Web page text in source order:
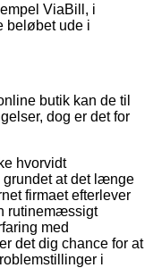
ViaBill, i
beløbet ude i
butik kan de til
dog er det for
hvorvidt
grundet at det længe
firmaet efterlever
rutinemæssigt
med
det dig chance for at
i